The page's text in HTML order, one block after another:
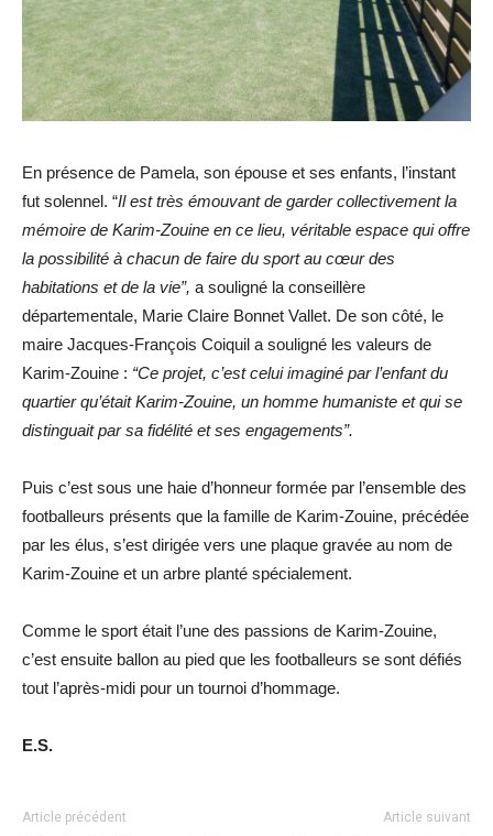
En présence de Pamela, son épouse et ses enfants, l’instant
fut solennel. “Il est très émouvant de garder collectivement la
mémoire de Karim-Zouine en ce lieu, véritable espace qui offre
la possibilité à chacun de faire du sport au cœur des
habitations et de la vie”, a souligné la conseillère
départementale, Marie Claire Bonnet Vallet. De son côté, le
maire Jacques-François Coiquil a souligné les valeurs de
Karim-Zouine : “Ce projet, c’est celui imaginé par l’enfant du
quartier qu’était Karim-Zouine, un homme humaniste et qui se
distinguait par sa fidélité et ses engagements”.
Puis c’est sous une haie d’honneur formée par l’ensemble des
footballeurs présents que la famille de Karim-Zouine, précédée
par les élus, s’est dirigée vers une plaque gravée au nom de
Karim-Zouine et un arbre planté spécialement.
Comme le sport était l’une des passions de Karim-Zouine,
c’est ensuite ballon au pied que les footballeurs se sont défiés
tout l’après-midi pour un tournoi d’hommage.
E.S.
Article précédent Article suivant